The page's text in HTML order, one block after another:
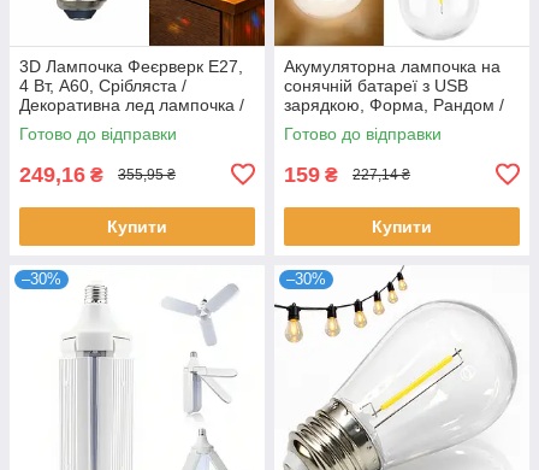
3D Лампочка Феєрверк Е27,
4 Вт, A60, Срібляста /
Декоративна лед лампочка /
Світлодіодна лампа в патрон
Готово до відправки
249,16 ₴ 355,95 ₴
Купити
Акумуляторна лампочка на
сонячній батареї з USB
зарядкою, Форма, Рандом /
Підвісна лампочка для
кемпінгу
Готово до відправки
159 ₴ 227,14 ₴
Купити
–30% –30%